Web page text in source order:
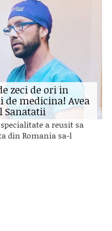
zeci de ori in
de medicina! Avea
Sanatatii
a reusit sa
din Romania sa-l